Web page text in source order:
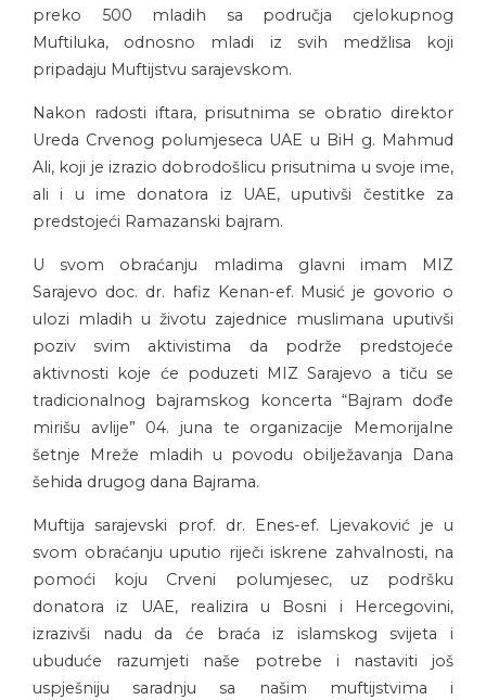
preko 500 mladih sa područja cjelokupnog
Muftiluka, odnosno mladi iz svih medžlisa koji
pripadaju Muftijstvu sarajevskom.
Nakon radosti iftara, prisutnima se obratio direktor
Ureda Crvenog polumjeseca UAE u BiH g. Mahmud
Ali, koji je izrazio dobrodošlicu prisutnima u svoje ime,
ali i u ime donatora iz UAE, uputivši čestitke za
predstojeći Ramazanski bajram.
U svom obraćanju mladima glavni imam MIZ
Sarajevo doc. dr. hafiz Kenan-ef. Musić je govorio o
ulozi mladih u životu zajednice muslimana uputivši
poziv svim aktivistima da podrže predstojeće
aktivnosti koje će poduzeti MIZ Sarajevo a tiču se
tradicionalnog bajramskog koncerta “Bajram dođe
mirišu avlije” 04. juna te organizacije Memorijalne
šetnje Mreže mladih u povodu obilježavanja Dana
šehida drugog dana Bajrama.
Muftija sarajevski prof. dr. Enes-ef. Ljevaković je u
svom obraćanju uputio riječi iskrene zahvalnosti, na
pomoći koju Crveni polumjesec, uz podršku
donatora iz UAE, realizira u Bosni i Hercegovini,
izrazivši nadu da će braća iz islamskog svijeta i
ubuduće razumjeti naše potrebe i nastaviti još
uspješniju saradnju sa našim muftijstvima i